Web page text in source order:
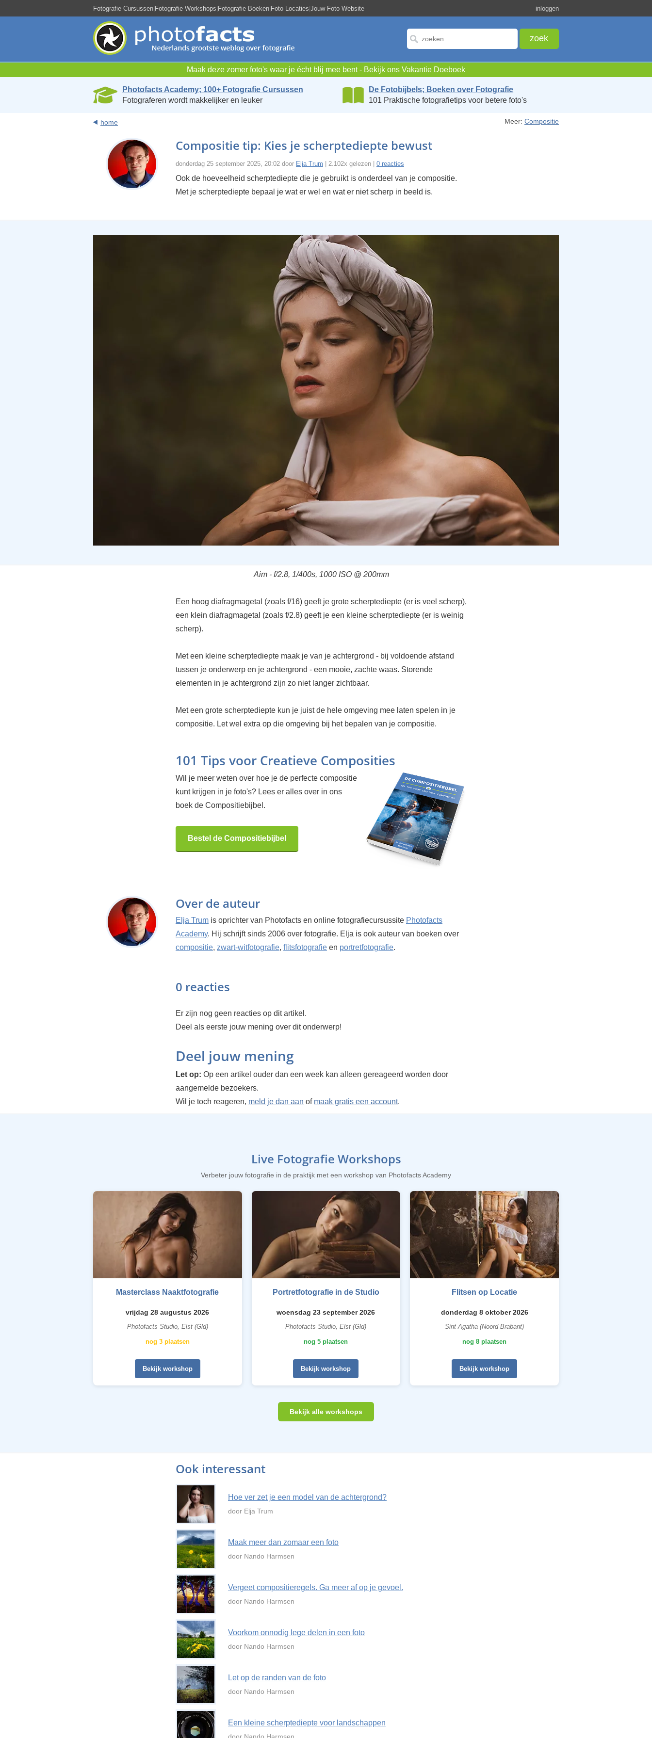
Fotografie Cursussen|Fotografie Workshops|Fotografie Boeken|Foto Locaties|Jouw Foto Website inloggen
Maak deze zomer foto's waar je écht blij mee bent - Bekijk ons Vakantie Doeboek
Photofacts Academy; 100+ Fotografie Cursussen
Fotograferen wordt makkelijker en leuker
De Fotobijbels; Boeken over Fotografie
101 Praktische fotografietips voor betere foto's
home Meer: Compositie
Compositie tip: Kies je scherptediepte bewust
donderdag 25 september 2025, 20:02 door Elja Trum | 2.102x gelezen | 0 reacties
Ook de hoeveelheid scherptediepte die je gebruikt is onderdeel van je compositie.
Met je scherptediepte bepaal je wat er wel en wat er niet scherp in beeld is.
Aim - f/2.8, 1/400s, 1000 ISO @ 200mm
Een hoog diafragmagetal (zoals f/16) geeft je grote scherptediepte (er is veel scherp),
een klein diafragmagetal (zoals f/2.8) geeft je een kleine scherptediepte (er is weinig
scherp).
Met een kleine scherptediepte maak je van je achtergrond - bij voldoende afstand
tussen je onderwerp en je achtergrond - een mooie, zachte waas. Storende
elementen in je achtergrond zijn zo niet langer zichtbaar.
Met een grote scherptediepte kun je juist de hele omgeving mee laten spelen in je
compositie. Let wel extra op die omgeving bij het bepalen van je compositie.
101 Tips voor Creatieve Composities
Wil je meer weten over hoe je de perfecte compositie
kunt krijgen in je foto's? Lees er alles over in ons
boek de Compositiebijbel.
Bestel de Compositiebijbel
Over de auteur
Elja Trum is oprichter van Photofacts en online fotografiecursussite Photofacts
Academy. Hij schrijft sinds 2006 over fotografie. Elja is ook auteur van boeken over
compositie, zwart-witfotografie, flitsfotografie en portretfotografie.
0 reacties
Er zijn nog geen reacties op dit artikel.
Deel als eerste jouw mening over dit onderwerp!
Deel jouw mening
Let op: Op een artikel ouder dan een week kan alleen gereageerd worden door
aangemelde bezoekers.
Wil je toch reageren, meld je dan aan of maak gratis een account.
Live Fotografie Workshops
Verbeter jouw fotografie in de praktijk met een workshop van Photofacts Academy
Masterclass Naaktfotografie
vrijdag 28 augustus 2026
Photofacts Studio, Elst (Gld)
nog 3 plaatsen
Bekijk workshop
Portretfotografie in de Studio
woensdag 23 september 2026
Photofacts Studio, Elst (Gld)
nog 5 plaatsen
Bekijk workshop
Flitsen op Locatie
donderdag 8 oktober 2026
Sint Agatha (Noord Brabant)
nog 8 plaatsen
Bekijk workshop
Bekijk alle workshops
Ook interessant
Hoe ver zet je een model van de achtergrond?
door Elja Trum
Maak meer dan zomaar een foto
door Nando Harmsen
Vergeet compositieregels. Ga meer af op je gevoel.
door Nando Harmsen
Voorkom onnodig lege delen in een foto
door Nando Harmsen
Let op de randen van de foto
door Nando Harmsen
Een kleine scherptediepte voor landschappen